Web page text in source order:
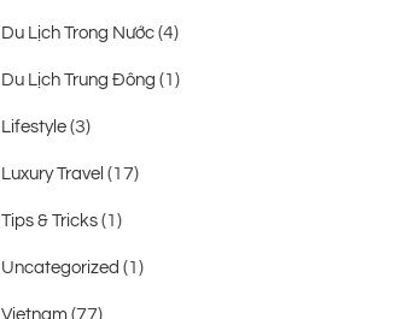
Du Lịch Trong Nước (4)
Du Lịch Trung Đông (1)
Lifestyle (3)
Luxury Travel (17)
Tips & Tricks (1)
Uncategorized (1)
Vietnam (77)